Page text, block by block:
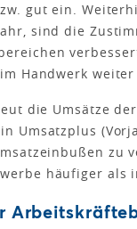
gut ein.
sind die
Handwerk
die Umsätze
Umsatzplus
zu
häufiger als